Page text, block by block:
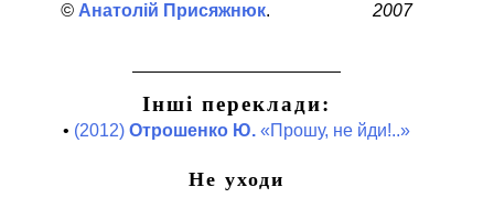
Анатолій Присяжнюк 2007
Інші переклади:
• (2012) Отрошенко Ю.«Прошу, не йди!..»
Не уходи